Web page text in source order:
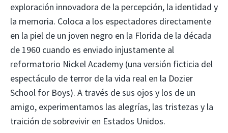
exploración innovadora de la percepción, la identidad y
la memoria. Coloca a los espectadores directamente
en la piel de un joven negro en la Florida de la década
de 1960 cuando es enviado injustamente al
reformatorio Nickel Academy (una versión ficticia del
espectáculo de terror de la vida real en la Dozier
School for Boys). A través de sus ojos y los de un
amigo, experimentamos las alegrías, las tristezas y la
traición de sobrevivir en Estados Unidos.